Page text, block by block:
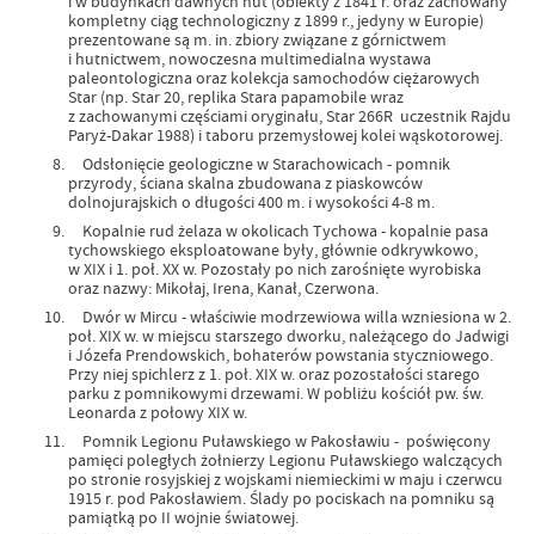
kompletny ciąg technologiczny z 1899 r., jedyny w Europie)
prezentowane są m. in. zbiory związane z górnictwem
i hutnictwem, nowoczesna multimedialna wystawa
paleontologiczna oraz kolekcja samochodów ciężarowych
Star (np. Star 20, replika Stara papamobile wraz
z zachowanymi częściami oryginału, Star 266R  uczestnik Rajdu
Paryż-Dakar 1988) i taboru przemysłowej kolei wąskotorowej.
Odsłonięcie geologiczne w Starachowicach - pomnik
przyrody, ściana skalna zbudowana z piaskowców
dolnojurajskich o długości 400 m. i wysokości 4-8 m.
Kopalnie rud żelaza w okolicach Tychowa - kopalnie pasa
tychowskiego eksploatowane były, głównie odkrywkowo,
w XIX i 1. poł. XX w. Pozostały po nich zarośnięte wyrobiska
oraz nazwy: Mikołaj, Irena, Kanał, Czerwona.
Dwór w Mircu - właściwie modrzewiowa willa wzniesiona w 2.
poł. XIX w. w miejscu starszego dworku, należącego do Jadwigi
i Józefa Prendowskich, bohaterów powstania styczniowego.
Przy niej spichlerz z 1. poł. XIX w. oraz pozostałości starego
parku z pomnikowymi drzewami. W pobliżu kościół pw. św.
Leonarda z połowy XIX w.
Pomnik Legionu Puławskiego w Pakosławiu - poświęcony
pamięci poległych żołnierzy Legionu Puławskiego walczących
po stronie rosyjskiej z wojskami niemieckimi w maju i czerwcu
1915 r. pod Pakosławiem. Ślady po pociskach na pomniku są
pamiątką po II wojnie światowej.